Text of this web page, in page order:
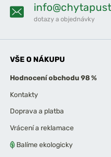
dotazy a objednávky
VŠE O NÁKUPU
Hodnocení obchodu 98 %
Kontakty
Doprava a platba
Vrácení a reklamace
Balíme ekologicky